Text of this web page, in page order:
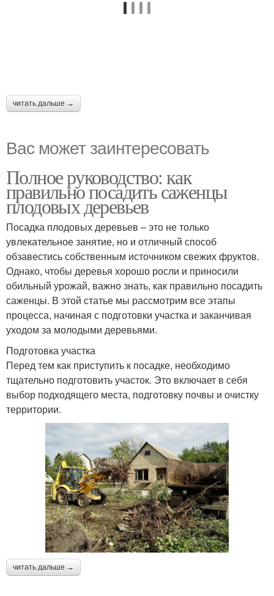
читать дальше →
Вас может заинтересовать
Полное руководство: как
правильно посадить саженцы
плодовых деревьев
Посадка плодовых деревьев – это не только
увлекательное занятие, но и отличный способ
обзавестись собственным источником свежих фруктов.
Однако, чтобы деревья хорошо росли и приносили
обильный урожай, важно знать, как правильно посадить
саженцы. В этой статье мы рассмотрим все этапы
процесса, начиная с подготовки участка и заканчивая
уходом за молодыми деревьями.
Подготовка участка
Перед тем как приступить к посадке, необходимо
тщательно подготовить участок. Это включает в себя
выбор подходящего места, подготовку почвы и очистку
территории.
читать дальше →